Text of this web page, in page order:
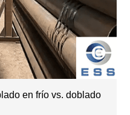
en frío vs. doblado